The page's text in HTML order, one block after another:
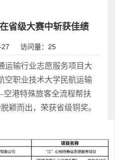
省级大赛中斩获佳绩
27 访问量： 25
运输行业志愿服务项目大
空职业技术大学民航运输
港特殊旅客全流程帮扶
颖而出，荣获省级铜奖。